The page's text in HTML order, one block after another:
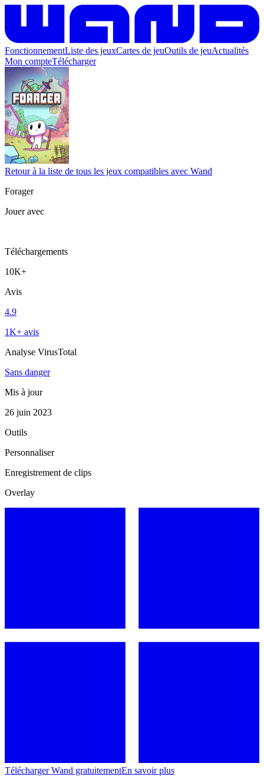
FonctionnementListe des jeuxCartes de jeuOutils de jeuActualités
Mon compteTélécharger
Retour à la liste de tous les jeux compatibles avec Wand
Forager
Jouer avec
Téléchargements
10K+
Avis
4.9
1K+ avis
Analyse VirusTotal
Sans danger
Mis à jour
26 juin 2023
Outils
Personnaliser
Enregistrement de clips
Overlay
Télécharger Wand gratuitementEn savoir plus